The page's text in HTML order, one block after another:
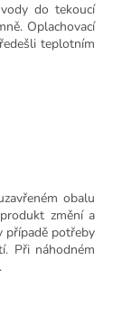
do tekoucí
Oplachovací
teplotním
obalu
změní a
případě potřeby
Při náhodném